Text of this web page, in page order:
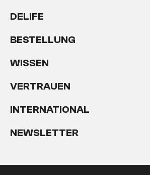
DELIFE
BESTELLUNG
WISSEN
VERTRAUEN
INTERNATIONAL
NEWSLETTER